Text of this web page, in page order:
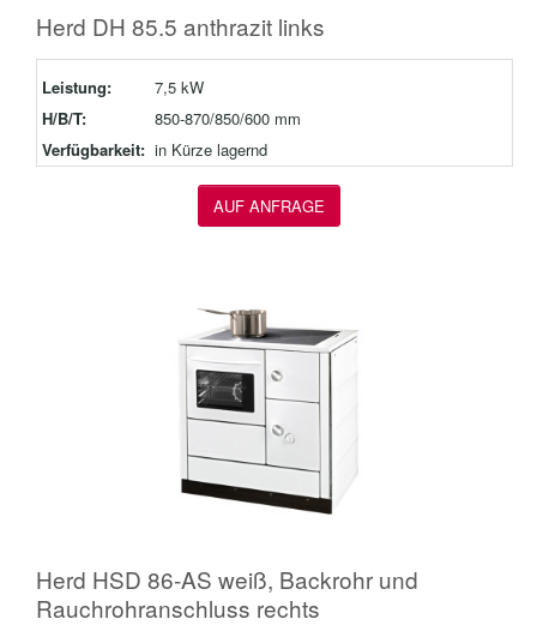
Herd DH 85.5 anthrazit links
Leistung:
7,5 kW
H/B/T:
850-870/850/600 mm
Verfügbarkeit: in Kürze lagernd
AUF ANFRAGE
Herd HSD 86-AS weiß, Backrohr und
Rauchrohranschluss rechts